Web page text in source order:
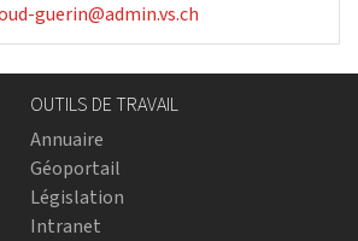
guerin@admin.vs.ch
OUTILS DE TRAVAIL
Annuaire
Géoportail
Législation
Intranet